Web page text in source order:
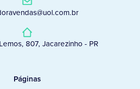
807, Jacarezinho - PR
Páginas